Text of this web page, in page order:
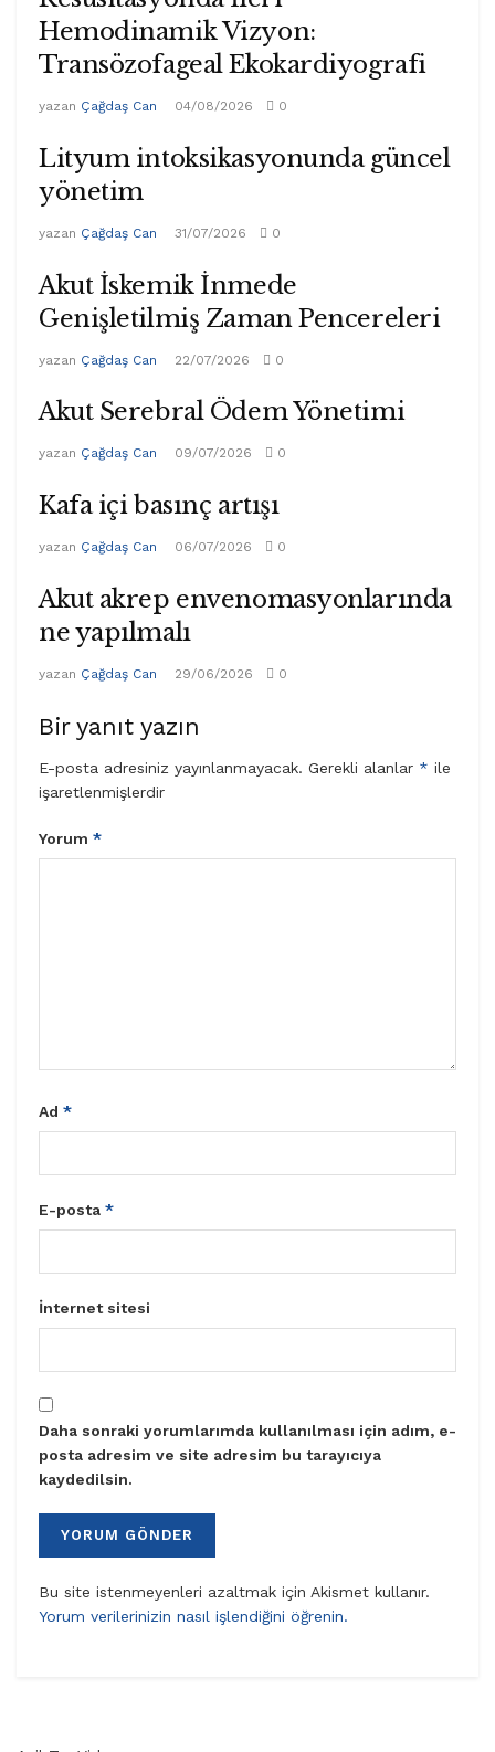
Hemodinamik Vizyon:
Transözofageal Ekokardiyografi
yazan Çağdaş Can 04/08/2026 0
Lityum intoksikasyonunda güncel
yönetim
yazan Çağdaş Can 31/07/2026 0
Akut İskemik İnmede
Genişletilmiş Zaman Pencereleri
yazan Çağdaş Can 22/07/2026 0
Akut Serebral Ödem Yönetimi
yazan Çağdaş Can 09/07/2026 0
Kafa içi basınç artışı
yazan Çağdaş Can 06/07/2026 0
Akut akrep envenomasyonlarında
ne yapılmalı
yazan Çağdaş Can 29/06/2026 0
Bir yanıt yazın
E-posta adresiniz yayınlanmayacak. Gerekli alanlar * ile
işaretlenmişlerdir
Yorum *
Ad *
E-posta *
İnternet sitesi
Daha sonraki yorumlarımda kullanılması için adım, e-
posta adresim ve site adresim bu tarayıcıya
kaydedilsin.
Bu site istenmeyenleri azaltmak için Akismet kullanır.
Yorum verilerinizin nasıl işlendiğini öğrenin.